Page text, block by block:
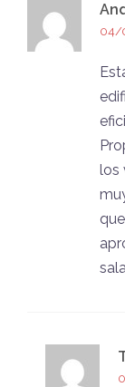
04/
los